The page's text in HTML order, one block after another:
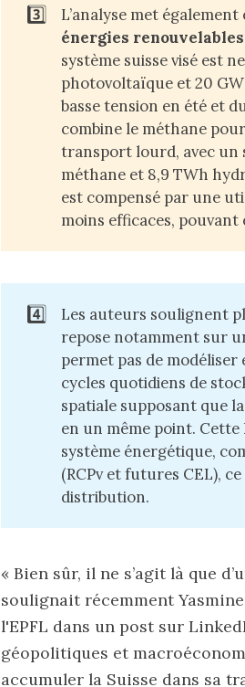
3️⃣ L’analyse met
énergies
système suisse visé est
photovoltaïque et 20
basse tension en été et
combine le méthane
transport lourd, avec un
méthane et 8,9 TWh
est compensé par une
moins efficaces, pouvant
4️⃣ Les auteurs soulignent
repose notamment sur
permet pas de
cycles quotidiens de
spatiale supposant que
en un même point.
système énergétique,
(RCPv et futures CEL),
distribution.
« Bien sûr, il ne s’agit là que
soulignait récemment
l'EPFL dans un post sur
géopolitiques et
accumuler la Suisse dans sa